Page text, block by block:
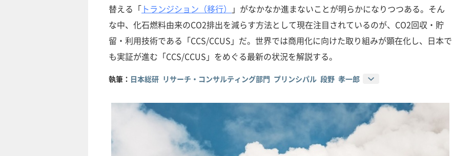
替える「 トランジション（移行）
」がなかなか進まないことが明らかになりつつある。そん
な中、化石燃料由来のCO2排出を減らす方法として現在注目されているのが、CO2回収・貯
留・利用技術である「CCS/CCUS」だ。世界では商用化に向けた取り組みが顕在化し、日本で
も実証が進む「CCS/CCUS」をめぐる最新の状況を解説する。
執筆： 日本総研 リサーチ・コンサルティング部門 プリンシパル 段野 孝一郎